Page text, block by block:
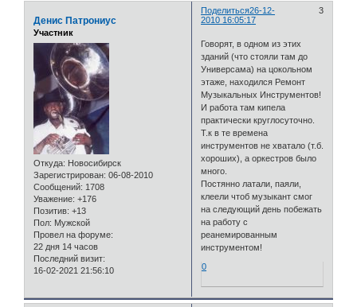
Поделиться 3
26-12-
2010 16:05:17
Денис Патрониус
Участник
Откуда: Новосибирск
Зарегистрирован: 06-08-2010
Сообщений: 1708
Уважение: +176
Позитив: +13
Пол: Мужской
Провел на форуме:
22 дня 14 часов
Последний визит:
16-02-2021 21:56:10
Говорят, в одном из этих
зданий (что стояли там до
Универсама) на цокольном
этаже, находился Ремонт
Музыкальных Инструментов!
И работа там кипела
практически круглосуточно.
Т.к в те времена
инструментов не хватало (т.б.
хороших), а оркестров было
много.
Постянно латали, паяли,
клеели чтоб музыкант смог
на следующий день побежать
на работу с
реанемированным
инструментом!
0